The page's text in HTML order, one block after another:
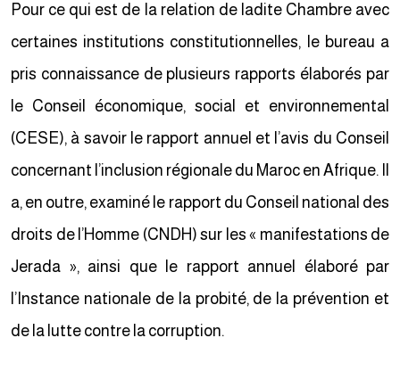
Pour ce qui est de la relation de ladite Chambre avec
certaines institutions constitutionnelles, le bureau a
pris connaissance de plusieurs rapports élaborés par
le Conseil économique, social et environnemental
(CESE), à savoir le rapport annuel et l’avis du Conseil
concernant l’inclusion régionale du Maroc en Afrique. Il
a, en outre, examiné le rapport du Conseil national des
droits de l’Homme (CNDH) sur les « manifestations de
Jerada », ainsi que le rapport annuel élaboré par
l’Instance nationale de la probité, de la prévention et
de la lutte contre la corruption.